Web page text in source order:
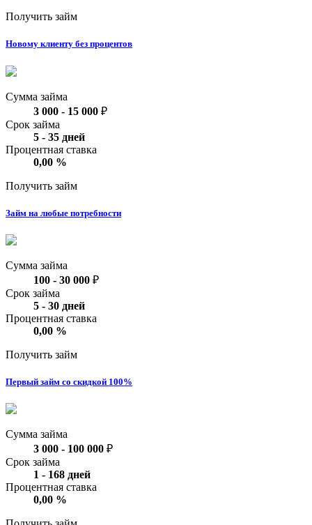
Получить займ
Новому клиенту без процентов
Сумма займа
3 000 - 15 000 ₽
Срок займа
5 - 35 дней
Процентная ставка
0,00 %
Получить займ
Займ на любые потребности
Сумма займа
100 - 30 000 ₽
Срок займа
5 - 30 дней
Процентная ставка
0,00 %
Получить займ
Первый займ со скидкой 100%
Сумма займа
3 000 - 100 000 ₽
Срок займа
1 - 168 дней
Процентная ставка
0,00 %